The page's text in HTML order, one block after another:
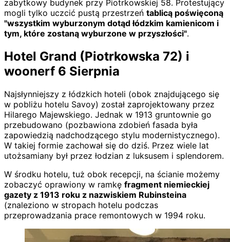
zabytkowy budynek przy Piotrkowskiej 58. Protestujący
mogli tylko uczcić pustą przestrzeń tablicą poświęconą
"wszystkim wyburzonym dotąd łódzkim kamienicom i
tym, które zostaną wyburzone w przyszłości".
Hotel Grand (Piotrkowska 72) i
woonerf 6 Sierpnia
Najsłynniejszy z łódzkich hoteli (obok znajdującego się
w pobliżu hotelu Savoy) został zaprojektowany przez
Hilarego Majewskiego. Jednak w 1913 gruntownie go
przebudowano (pozbawiona zdobień fasada była
zapowiedzią nadchodzącego stylu modernistycznego).
W takiej formie zachował się do dziś. Przez wiele lat
utożsamiany był przez łodzian z luksusem i splendorem.
W środku hotelu, tuż obok recepcji, na ścianie możemy
zobaczyć oprawiony w ramkę fragment niemieckiej
gazety z 1913 roku z nazwiskiem Rubinsteina
(znaleziono w stropach hotelu podczas
przeprowadzania prace remontowych w 1994 roku.